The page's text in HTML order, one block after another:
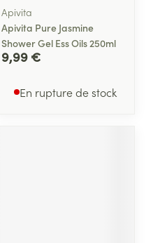
Apivita
Apivita Pure Jasmine
Shower Gel Ess Oils 250ml
9,99 €
En rupture de stock